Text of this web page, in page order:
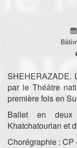
SHEHERAZADE.
par le Théâtre
première fois en
Ballet en
Khatchatourian et
Chorégraphie : CP